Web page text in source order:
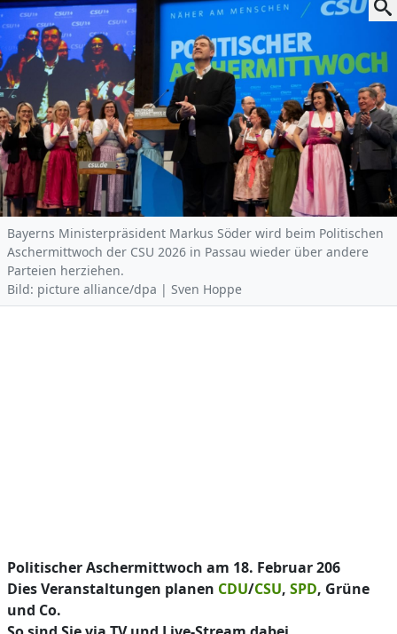
Bayerns Ministerpräsident Markus Söder wird beim Politischen
Aschermittwoch der CSU 2026 in Passau wieder über andere
Parteien herziehen.
Bild: picture alliance/dpa | Sven Hoppe
Politischer Aschermittwoch am 18. Februar 206
Dies Veranstaltungen planen CDU/CSU, SPD, Grüne
und Co.